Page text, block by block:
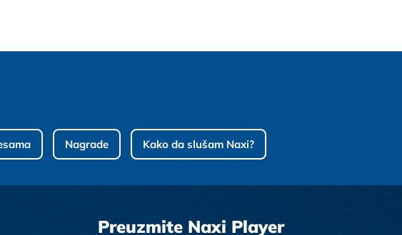
Nagrade Kako da slušam Naxi?
Preuzmite Naxi Player